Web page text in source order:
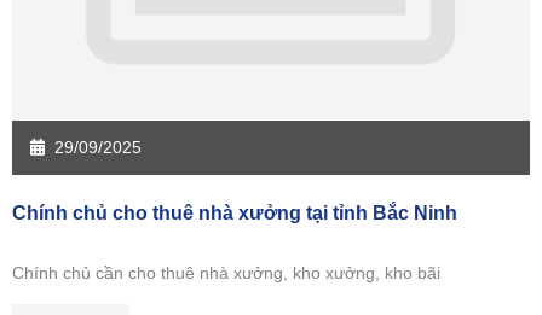
29/09/2025
Chính chủ cho thuê nhà xưởng tại tỉnh Bắc Ninh
Chính chủ cần cho thuê nhà xưởng, kho xưởng, kho bãi